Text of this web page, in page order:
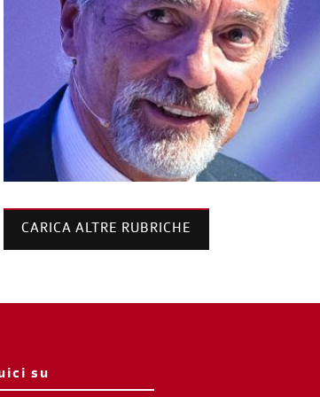
CARICA ALTRE RUBRICHE
su